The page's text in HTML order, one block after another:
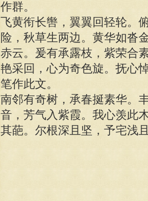
作群。
飞黄衔长辔，翼翼回轻轮。
险，秋草生两边。黄华如沓
赤云。爰有承露枝，紫荣合
艳采回，心为奇色旋。抚心
笔作此文。
南邻有奇树，承春挻素华。
音，芳气入紫霞。我心羡此
其葩。尔根深且坚，予宅浅